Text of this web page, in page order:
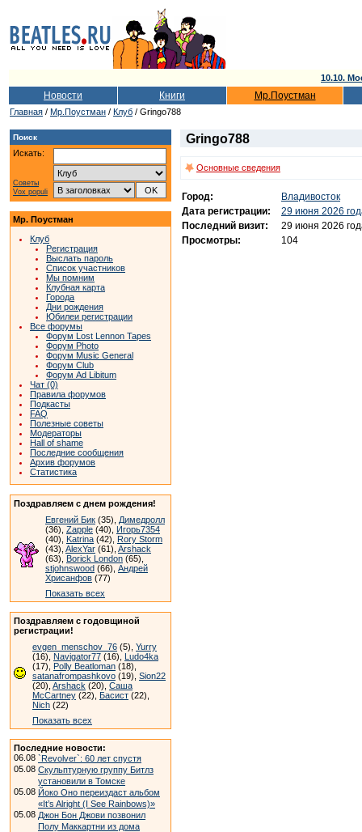
10.10.
Новости Книги Мр.Поустман
Главная / Мр.Поустман / Клуб / Gringo788
Поиск
Искать:
Советы
Vox populi
Мр. Поустман
Клуб
Регистрация
Выслать пароль
Список участников
Мы помним
Клубная карта
Города
Дни рождения
Юбилеи регистрации
Все форумы
Форум Lost Lennon Tapes
Форум Photo
Форум Music General
Форум Club
Форум Ad Libitum
Чат (0)
Правила форумов
Подкасты
FAQ
Полезные советы
Модераторы
Hall of shame
Последние сообщения
Архив форумов
Статистика
Поздравляем с днем рождения!
Евгений Бик (35), Димедролл
(36), Zapple (40), Игорь7354
(40), Katrina (42), Rory Storm
(43), AlexYar (61), Arshack
(63), Borick London (65),
stjohnswood (66), Андрей
Хрисанфов (77)
Показать всех
Поздравляем с годовщиной
регистрации!
evgen_menschov_76 (5), Yurry
(16), Navigator77 (16), Ludo4ka
(17), Polly Beatloman (18),
satanafrompashkovo (19), Sion22
(20), Arshack (20), Саша
McCartney (22), Басист (22),
Nich (22)
Показать всех
Последние новости:
06.08 `Revolver`: 60 лет спустя
05.08 Скульптурную группу Битлз
установили в Томске
05.08 Йоко Оно переиздаст альбом
«It’s Alright (I See Rainbows)»
05.08 Джон Бон Джови позвонил
Полу Маккартни из дома
Gringo788
Основные сведения
Город:
Владивосток
Дата регистрации:
29 июня 2026
Последний визит:
29 июня 2026
Просмотры:
104